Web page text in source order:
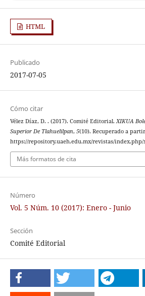
HTML
Publicado
2017-07-05
Cómo citar
Vélez Díaz, D. . (2017). Comité Editorial.XIKUA
Superior De Tlahuelilpan, 5(10). Recuperado a
https://repository.uaeh.edu.mx/revistas/
Más formatos de cita
Número
Vol. 5 Núm. 10 (2017): Enero - Junio
Sección
Comité Editorial